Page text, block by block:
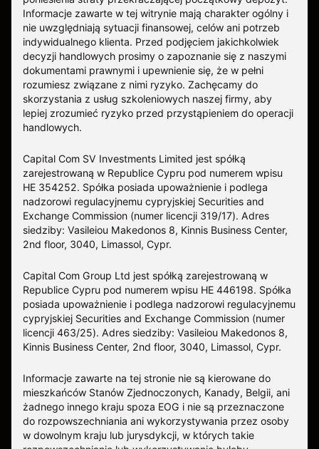
Informacje zawarte w tej witrynie mają charakter ogólny i
nie uwzględniają sytuacji finansowej, celów ani potrzeb
indywidualnego klienta. Przed podjęciem jakichkolwiek
decyzji handlowych prosimy o zapoznanie się z naszymi
dokumentami prawnymi i upewnienie się, że w pełni
rozumiesz związane z nimi ryzyko. Zachęcamy do
skorzystania z usług szkoleniowych naszej firmy, aby
lepiej zrozumieć ryzyko przed przystąpieniem do operacji
handlowych.
Capital Com SV Investments Limited jest spółką
zarejestrowaną w Republice Cypru pod numerem wpisu
HE 354252. Spółka posiada upoważnienie i podlega
nadzorowi regulacyjnemu cypryjskiej Securities and
Exchange Commission (numer licencji 319/17). Adres
siedziby: Vasileiou Makedonos 8, Kinnis Business Center,
2nd floor, 3040, Limassol, Cypr.
Capital Com Group Ltd jest spółką zarejestrowaną w
Republice Cypru pod numerem wpisu ΗΕ 446198. Spółka
posiada upoważnienie i podlega nadzorowi regulacyjnemu
cypryjskiej Securities and Exchange Commission (numer
licencji 463/25). Adres siedziby: Vasileiou Makedonos 8,
Kinnis Business Center, 2nd floor, 3040, Limassol, Cypr.
Informacje zawarte na tej stronie nie są kierowane do
mieszkańców Stanów Zjednoczonych, Kanady, Belgii, ani
żadnego innego kraju spoza EOG i nie są przeznaczone
do rozpowszechniania ani wykorzystywania przez osoby
w dowolnym kraju lub jurysdykcji, w których takie